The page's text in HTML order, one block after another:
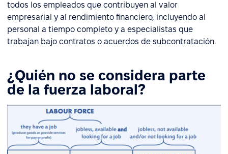
todos los empleados que contribuyen al valor
empresarial y al rendimiento financiero, incluyendo al
personal a tiempo completo y a especialistas que
trabajan bajo contratos o acuerdos de subcontratación.
¿Quién no se considera parte
de la fuerza laboral?